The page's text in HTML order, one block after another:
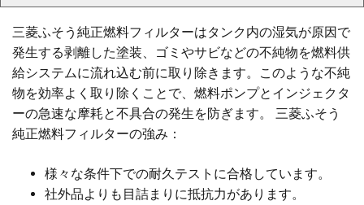
三菱ふそう純正燃料フィルターはタンク内の湿気が原因で
発生する剥離した塗装、ゴミやサビなどの不純物を燃料供
給システムに流れ込む前に取り除きます。このような不純
物を効率よく取り除くことで、燃料ポンプとインジェクタ
ーの急速な摩耗と不具合の発生を防ぎます。 三菱ふそう
純正燃料フィルターの強み：
様々な条件下での耐久テストに合格しています。
社外品よりも目詰まりに抵抗力があります。